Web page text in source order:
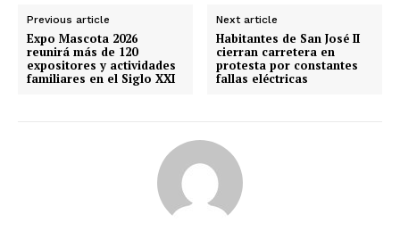
Previous article
Expo Mascota 2026
reunirá más de 120
expositores y actividades
familiares en el Siglo XXI
Next article
Habitantes de San José II
cierran carretera en
protesta por constantes
fallas eléctricas